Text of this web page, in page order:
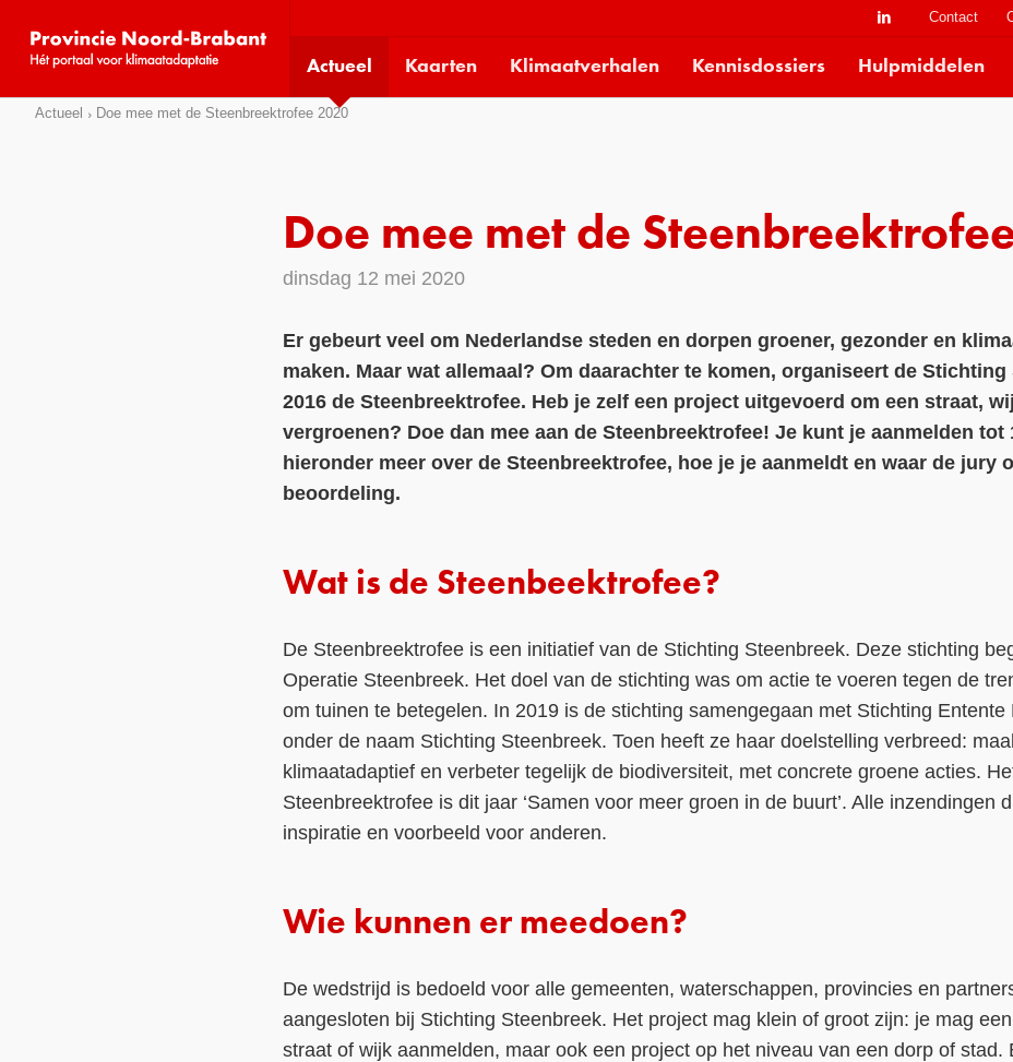
social
media
pages:
Contact
Actueel Kaarten Klimaatverhalen Kennisdossiers Hulpmiddelen
Actueel Doe mee met de Steenbreektrofee 2020
Doe mee met de
dinsdag 12 mei 2020
Er gebeurt veel om Nederlandse steden en dorpen groener, gezonder en
maken. Maar wat allemaal? Om daarachter te komen, organiseert de
2016 de Steenbreektrofee. Heb je zelf een project uitgevoerd om een straat,
vergroenen? Doe dan mee aan de Steenbreektrofee! Je kunt je aanmelden tot
hieronder meer over de Steenbreektrofee, hoe je je aanmeldt en waar de jury
beoordeling.
Wat is de Steenbeektrofee?
De Steenbreektrofee is een initiatief van de Stichting Steenbreek. Deze stichting
Operatie Steenbreek. Het doel van de stichting was om actie te voeren tegen de
om tuinen te betegelen. In 2019 is de stichting samengegaan met Stichting Entente
onder de naam Stichting Steenbreek. Toen heeft ze haar doelstelling verbreed:
klimaatadaptief en verbeter tegelijk de biodiversiteit, met concrete groene acties.
Steenbreektrofee is dit jaar ‘Samen voor meer groen in de buurt’. Alle inzendingen
inspiratie en voorbeeld voor anderen.
Wie kunnen er meedoen?
De wedstrijd is bedoeld voor alle gemeenten, waterschappen, provincies en
aangesloten bij Stichting Steenbreek. Het project mag klein of groot zijn: je mag
straat of wijk aanmelden, maar ook een project op het niveau van een dorp of stad.